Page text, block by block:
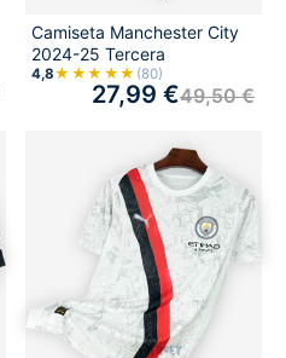
Camiseta Manchester City
2024-25 Tercera
4,8★★★★★ (80)
49,50€
27,99 €